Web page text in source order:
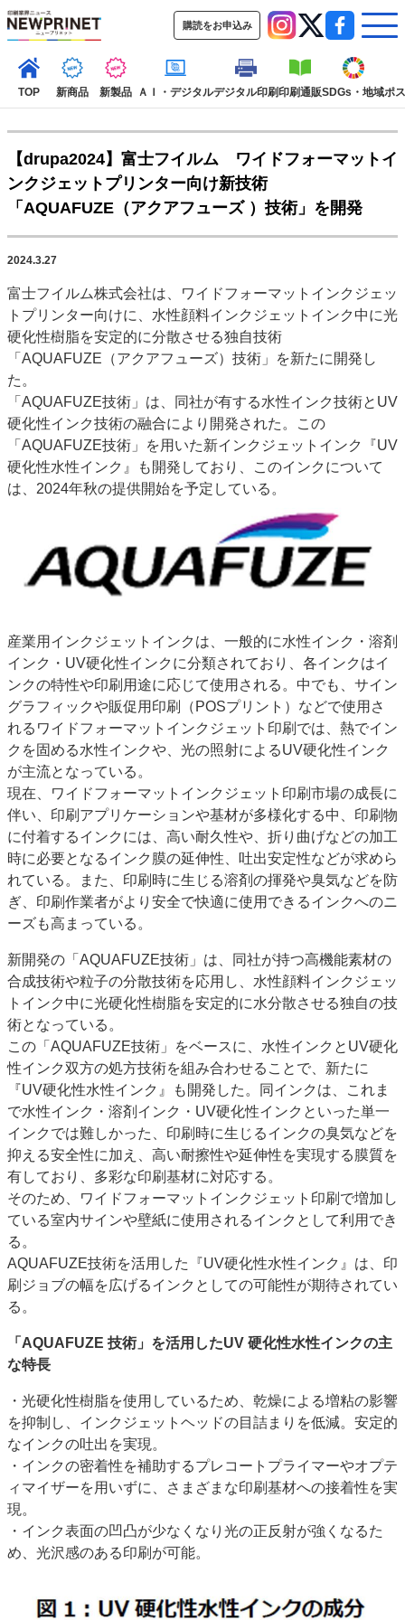
購読をお申込み
TOP 新商品 新製品 ＡＩ・デジタルデジタル印刷印刷通販SDGs・地域ポ
インデックス
TOP
新着記事 特集記事
動画コンテンツ
インタビュー
コレクション
カテゴリー一覧
新商品 ＡＩ・デジタル
SDGs・地域
ポストプレス ビジネス イベント 信用情報
業界
市場・統計
人事・移転・異動・訃報
特集記事カテゴリー一覧
2022 見える化・MIS特集
特集・デジタル印刷 アイデアで勝負！ ～多様なビジネス・多彩な商材～
JAPAN PACK 2023 特集
中古印刷機・製本機特集
2022 検査・校正特集
特集・デジタル印刷 ～ 新成長軌道を描く
JFPI印刷用語集 印刷機材年鑑
運営
【drupa2024】富士フイルム ワイドフォーマットイ
ンクジェットプリンター向け新技術
「AQUAFUZE（アクアフューズ ）技術」を開発
2024.3.27
富士フイルム株式会社は、ワイドフォーマットインクジェッ
トプリンター向けに、水性顔料インクジェットインク中に光
硬化性樹脂を安定的に分散させる独自技術
「AQUAFUZE（アクアフューズ）技術」を新たに開発し
た。
「AQUAFUZE技術」は、同社が有する水性インク技術とUV
硬化性インク技術の融合により開発された。この
「AQUAFUZE技術」を用いた新インクジェットインク『UV
硬化性水性インク』も開発しており、このインクについて
は、2024年秋の提供開始を予定している。
産業用インクジェットインクは、一般的に水性インク・溶剤
インク・UV硬化性インクに分類されており、各インクはイ
ンクの特性や印刷用途に応じて使用される。中でも、サイン
グラフィックや販促用印刷（POSプリント）などで使用さ
れるワイドフォーマットインクジェット印刷では、熱でイン
クを固める水性インクや、光の照射によるUV硬化性インク
が主流となっている。
現在、ワイドフォーマットインクジェット印刷市場の成長に
伴い、印刷アプリケーションや基材が多様化する中、印刷物
に付着するインクには、高い耐久性や、折り曲げなどの加工
時に必要となるインク膜の延伸性、吐出安定性などが求めら
れている。また、印刷時に生じる溶剤の揮発や臭気などを防
ぎ、印刷作業者がより安全で快適に使用できるインクへのニ
ーズも高まっている。
新開発の「AQUAFUZE技術」は、同社が持つ高機能素材の
合成技術や粒子の分散技術を応用し、水性顔料インクジェッ
トインク中に光硬化性樹脂を安定的に水分散させる独自の技
術となっている。
この「AQUAFUZE技術」をベースに、水性インクとUV硬化
性インク双方の処方技術を組み合わせることで、新たに
『UV硬化性水性インク』も開発した。同インクは、これま
で水性インク・溶剤インク・UV硬化性インクといった単一
インクでは難しかった、印刷時に生じるインクの臭気などを
抑える安全性に加え、高い耐擦性や延伸性を実現する膜質を
有しており、多彩な印刷基材に対応する。
そのため、ワイドフォーマットインクジェット印刷で増加し
ている室内サインや壁紙に使用されるインクとして利用でき
る。
AQUAFUZE技術を活用した『UV硬化性水性インク』は、印
刷ジョブの幅を広げるインクとしての可能性が期待されてい
る。
「AQUAFUZE 技術」を活用したUV 硬化性水性インクの主
な特長
・光硬化性樹脂を使用しているため、乾燥による増粘の影響
を抑制し、インクジェットヘッドの目詰まりを低減。安定的
なインクの吐出を実現。
・インクの密着性を補助するプレコートプライマーやオプテ
ィマイザーを用いずに、さまざまな印刷基材への接着性を実
現。
・インク表面の凹凸が少なくなり光の正反射が強くなるた
め、光沢感のある印刷が可能。